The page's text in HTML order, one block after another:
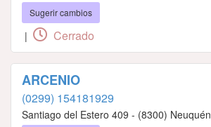
Sugerir cambios
| Cerrado
ARCENIO
(0299) 154181929
Santiago del Estero 409 - (8300) Neuquén